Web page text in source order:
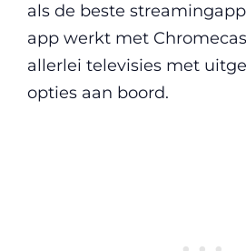
als de beste
app werkt met
allerlei televisies met
opties aan boord.